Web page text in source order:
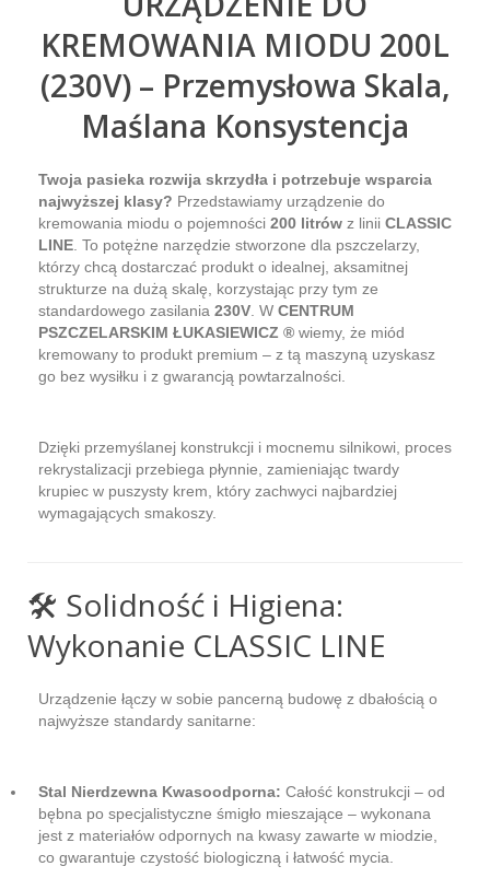
KREMOWANIA MIODU 200L
(230V) – Przemysłowa Skala,
Maślana Konsystencja
Twoja pasieka rozwija skrzydła i potrzebuje wsparcia
najwyższej klasy? Przedstawiamy urządzenie do
kremowania miodu o pojemności 200 litrów z linii CLASSIC
LINE . To potężne narzędzie stworzone dla pszczelarzy,
którzy chcą dostarczać produkt o idealnej, aksamitnej
strukturze na dużą skalę, korzystając przy tym ze
standardowego zasilania 230V . W CENTRUM
PSZCZELARSKIM ŁUKASIEWICZ ® wiemy, że miód
kremowany to produkt premium – z tą maszyną uzyskasz
go bez wysiłku i z gwarancją powtarzalności.
Dzięki przemyślanej konstrukcji i mocnemu silnikowi, proces
rekrystalizacji przebiega płynnie, zamieniając twardy
krupiec w puszysty krem, który zachwyci najbardziej
wymagających smakoszy.
🛠️ Solidność i Higiena:
Wykonanie CLASSIC LINE
Urządzenie łączy w sobie pancerną budowę z dbałością o
najwyższe standardy sanitarne:
Stal Nierdzewna Kwasoodporna: Całość konstrukcji – od
bębna po specjalistyczne śmigło mieszające – wykonana
jest z materiałów odpornych na kwasy zawarte w miodzie,
co gwarantuje czystość biologiczną i łatwość mycia.